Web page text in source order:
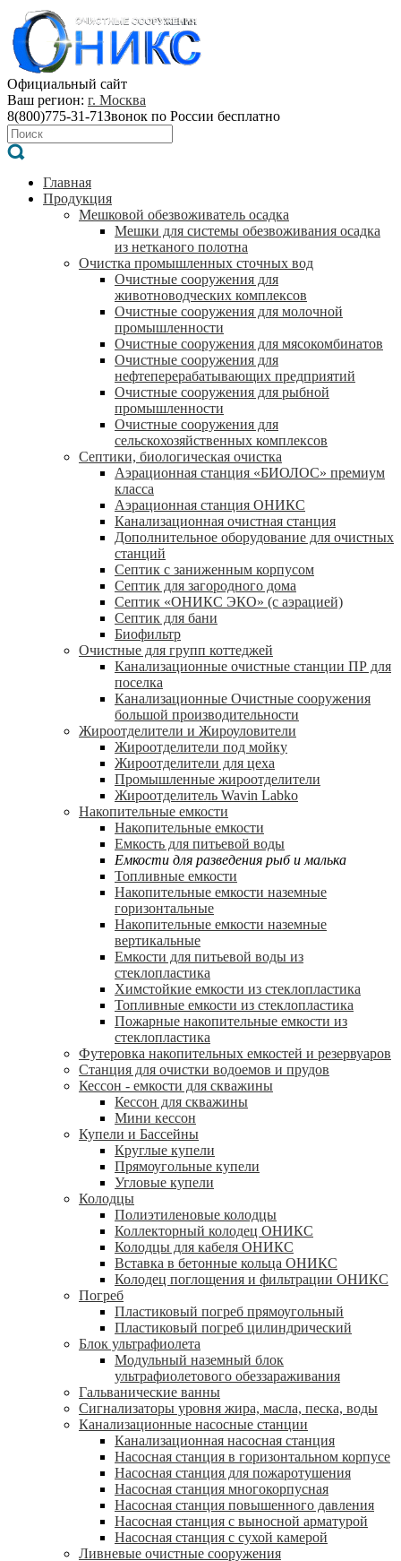
Официальный сайт
Ваш регион: г. Москва
8(800)775-31-71Звонок по России бесплатно
Главная
Продукция
Мешковой обезвоживатель осадка
Мешки для системы обезвоживания осадка
из нетканого полотна
Очистка промышленных сточных вод
Очистные сооружения для
животноводческих комплексов
Очистные сооружения для молочной
промышленности
Очистные сооружения для мясокомбинатов
Очистные сооружения для
нефтеперерабатывающих предприятий
Очистные сооружения для рыбной
промышленности
Очистные сооружения для
сельскохозяйственных комплексов
Септики, биологическая очистка
Аэрационная станция «БИОЛОС» премиум
класса
Аэрационная станция ОНИКС
Канализационная очистная станция
Дополнительное оборудование для очистных
станций
Септик с заниженным корпусом
Септик для загородного дома
Септик «ОНИКС ЭКО» (с аэрацией)
Септик для бани
Биофильтр
Очистные для групп коттеджей
Канализационные очистные станции ПР для
поселка
Канализационные Очистные сооружения
большой производительности
Жироотделители и Жироуловители
Жироотделители под мойку
Жироотделители для цеха
Промышленные жироотделители
Жироотделитель Wavin Labko
Накопительные емкости
Накопительные емкости
Емкость для питьевой воды
Емкости для разведения рыб и малька
Топливные емкости
Накопительные емкости наземные
горизонтальные
Накопительные емкости наземные
вертикальные
Емкости для питьевой воды из
стеклопластика
Химстойкие емкости из стеклопластика
Топливные емкости из стеклопластика
Пожарные накопительные емкости из
стеклопластика
Футеровка накопительных емкостей и резервуаров
Станция для очистки водоемов и прудов
Кессон - емкости для скважины
Кессон для скважины
Мини кессон
Купели и Бассейны
Круглые купели
Прямоугольные купели
Угловые купели
Колодцы
Полиэтиленовые колодцы
Коллекторный колодец ОНИКС
Колодцы для кабеля ОНИКС
Вставка в бетонные кольца ОНИКС
Колодец поглощения и фильтрации ОНИКС
Погреб
Пластиковый погреб прямоугольный
Пластиковый погреб цилиндрический
Блок ультрафиолета
Модульный наземный блок
ультрафиолетового обеззараживания
Гальванические ванны
Сигнализаторы уровня жира, масла, песка, воды
Канализационные насосные станции
Канализационная насосная станция
Насосная станция в горизонтальном корпусе
Насосная станция для пожаротушения
Насосная станция многокорпусная
Насосная станция повышенного давления
Насосная станция с выносной арматурой
Насосная станция с сухой камерой
Ливневые очистные сооружения